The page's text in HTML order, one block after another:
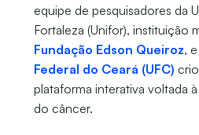
equipe de pesquisadores da
Fortaleza (Unifor), instituição
Fundação Edson Queiroz,
Federal do Ceará (UFC)
plataforma interativa voltada
do câncer.